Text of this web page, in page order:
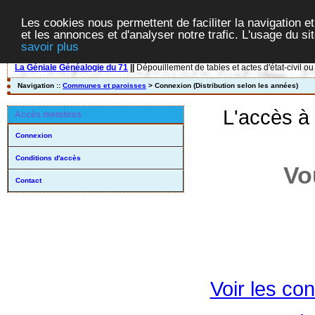
Les cookies nous permettent de faciliter la navigation
et les annonces et d'analyser notre trafic. L'usage du
savoir plus
La Géniale Généalogie du 71 Dépouillement de tables et actes d'état-civil
Navigation :: Communes et paroisses > Connexion (Distribution selon les années)
Accès membres
Connexion
Conditions d'accès
Contact
L'accès
Voir les